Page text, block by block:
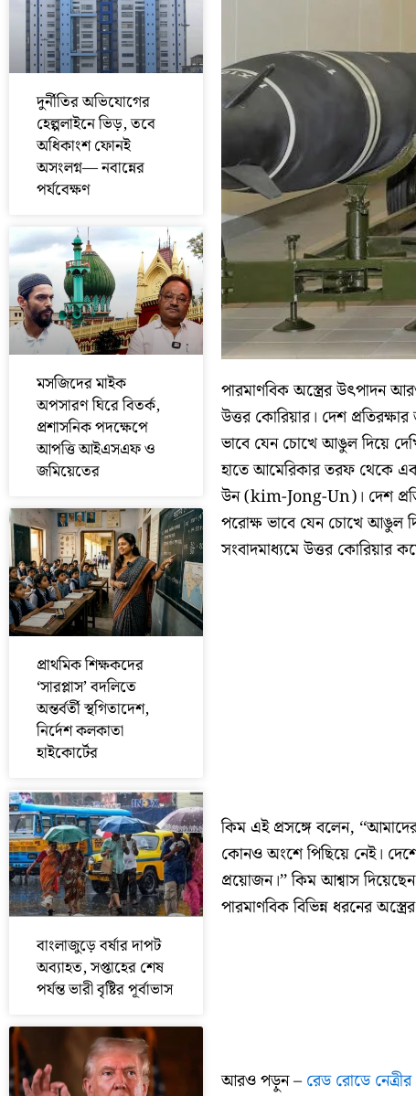
দুর্নীতির অভিযোগের
হেল্পলাইনে ভিড়, তবে
অধিকাংশ ফোনই
অসংলগ্ন— নবান্নের
পর্যবেক্ষণ
মসজিদের মাইক
অপসারণ ঘিরে বিতর্ক,
প্রশাসনিক পদক্ষেপে
আপত্তি আইএসএফ ও
জমিয়েতের
প্রাথমিক শিক্ষকদের
‘সারপ্লাস’ বদলিতে
অন্তর্বর্তী স্থগিতাদেশ,
নির্দেশ কলকাতা
হাইকোর্টের
বাংলাজুড়ে বর্ষার দাপট
অব্যাহত, সপ্তাহের শেষ
পর্যন্ত ভারী বৃষ্টির পূর্বাভাস
পারমাণবিক অস্ত্রের উৎপাদন
উত্তর কোরিয়ার। দেশ
ভাবে যেন চোখে আঙুল দিয়ে
হাতে আমেরিকার তরফ থেকে
উন (kim-Jong-Un)। দেশ
পরোক্ষ ভাবে যেন চোখে আঙুল
সংবাদমাধ্যমে উত্তর কোরিয়ার
কিম এই প্রসঙ্গে বলেন,
কোনও অংশে পিছিয়ে নেই।
প্রয়োজন।’’ কিম আশ্বাস
পারমাণবিক বিভিন্ন ধরনের
আরও পড়ুন – রেড রোডে